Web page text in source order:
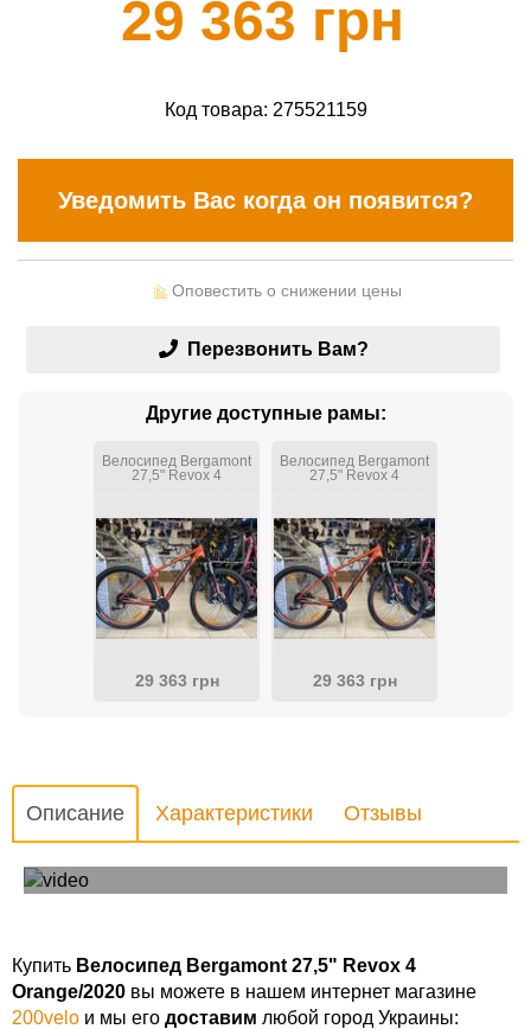
29 363 грн
Код товара: 275521159
Уведомить Вас когда он появится?
Оповестить о снижении цены
Перезвонить Вам?
Другие доступные рамы:
Велосипед Bergamont
27,5" Revox 4
29 363 грн
Велосипед Bergamont
27,5" Revox 4
29 363 грн
Описание Характеристики
Отзывы
Обзор велосипеда Bergamont revox 4 2020
Купить Велосипед Bergamont 27,5" Revox 4
Orange/2020 вы можете в нашем интернет магазине
200velo и мы его доставим любой город Украины: